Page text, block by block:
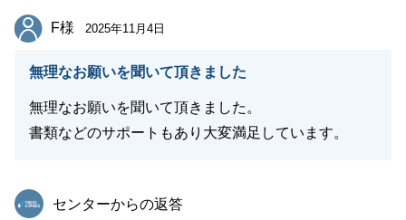
F様
F様 2025年11月4日
無理なお願いを聞いて頂きました
無理なお願いを聞いて頂きました。
書類などのサポートもあり大変満足しています。
東急リバブル
センターからの返答